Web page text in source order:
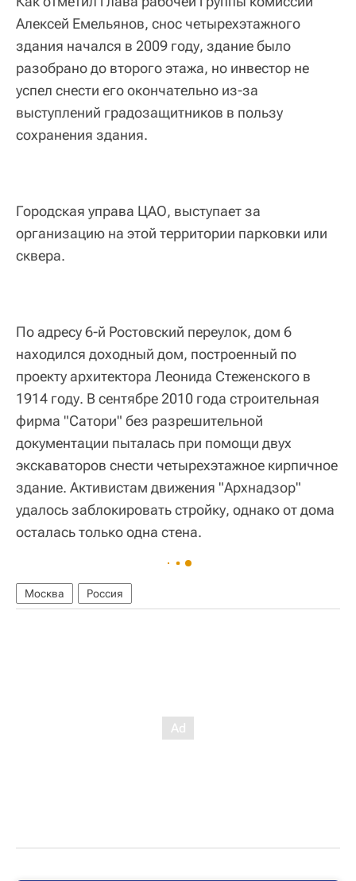
Алексей Емельянов, снос четырехэтажного
здания начался в 2009 году, здание было
разобрано до второго этажа, но инвестор не
успел снести его окончательно из-за
выступлений градозащитников в пользу
сохранения здания.
Городская управа ЦАО, выступает за
организацию на этой территории парковки или
сквера.
По адресу 6-й Ростовский переулок, дом 6
находился доходный дом, построенный по
проекту архитектора Леонида Стеженского в
1914 году. В сентябре 2010 года строительная
фирма "Сатори" без разрешительной
документации пыталась при помощи двух
экскаваторов снести четырехэтажное кирпичное
здание. Активистам движения "Архнадзор"
удалось заблокировать стройку, однако от дома
осталась только одна стена.
Москва Россия